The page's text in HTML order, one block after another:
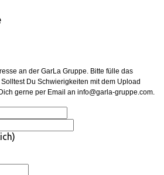
an der GarLa Gruppe. Bitte fülle das
Du Schwierigkeiten mit dem Upload
gerne per Email an info@garla-gruppe.com.